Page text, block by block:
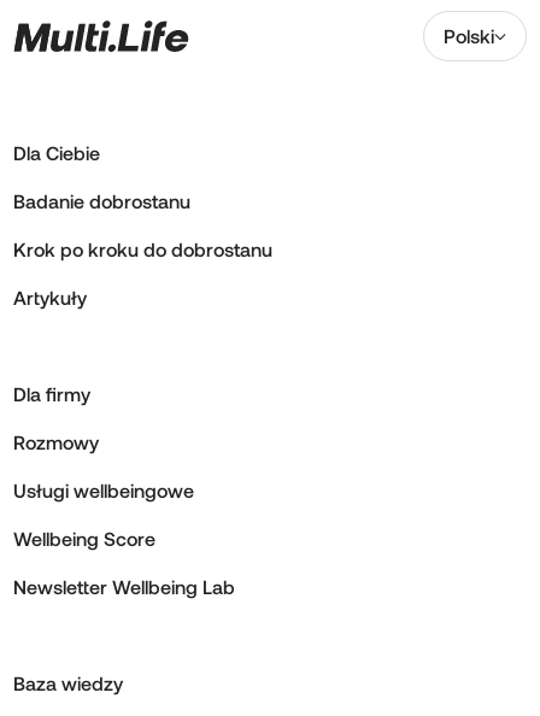
Polski
Dla Ciebie
Badanie dobrostanu
Krok po kroku do dobrostanu
Artykuły
Dla firmy
Rozmowy
Usługi wellbeingowe
Wellbeing Score
Newsletter Wellbeing Lab
Baza wiedzy